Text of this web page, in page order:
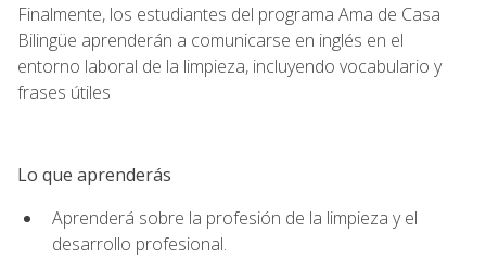
Finalmente, los estudiantes del programa Ama de Casa
Bilingüe aprenderán a comunicarse en inglés en el
entorno laboral de la limpieza, incluyendo vocabulario y
frases útiles
Lo que aprenderás
Aprenderá sobre la profesión de la limpieza y el
desarrollo profesional.